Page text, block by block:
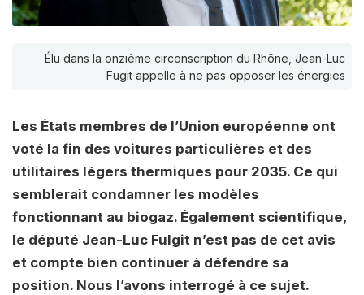
Élu dans la onzième circonscription du Rhône, Jean-Luc
Fugit appelle à ne pas opposer les énergies
Les États membres de l’Union européenne ont
voté la fin des voitures particulières et des
utilitaires légers thermiques pour 2035. Ce qui
semblerait condamner les modèles
fonctionnant au biogaz. Également scientifique,
le député Jean-Luc Fulgit n’est pas de cet avis
et compte bien continuer à défendre sa
position. Nous l’avons interrogé à ce sujet.